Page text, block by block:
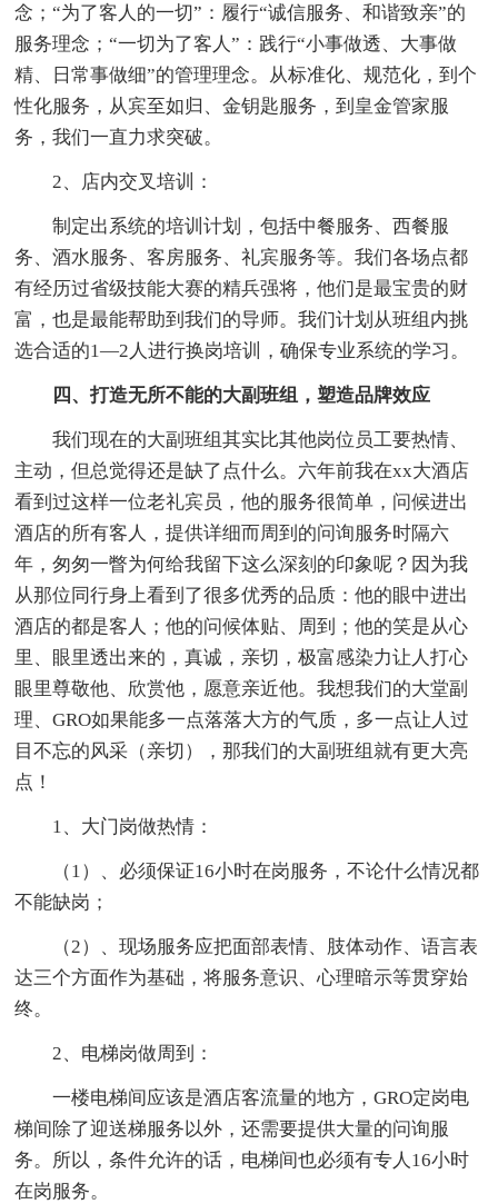
念；“为了客人的一切”：履行“诚信服务、和谐致亲”的
服务理念；“一切为了客人”：践行“小事做透、大事做
精、日常事做细”的管理理念。从标准化、规范化，到个
性化服务，从宾至如归、金钥匙服务，到皇金管家服
务，我们一直力求突破。
2、店内交叉培训：
制定出系统的培训计划，包括中餐服务、西餐服
务、酒水服务、客房服务、礼宾服务等。我们各场点都
有经历过省级技能大赛的精兵强将，他们是最宝贵的财
富，也是最能帮助到我们的导师。我们计划从班组内挑
选合适的1—2人进行换岗培训，确保专业系统的学习。
四、打造无所不能的大副班组，塑造品牌效应
我们现在的大副班组其实比其他岗位员工要热情、
主动，但总觉得还是缺了点什么。六年前我在xx大酒店
看到过这样一位老礼宾员，他的服务很简单，问候进出
酒店的所有客人，提供详细而周到的问询服务时隔六
年，匆匆一瞥为何给我留下这么深刻的印象呢？因为我
从那位同行身上看到了很多优秀的品质：他的眼中进出
酒店的都是客人；他的问候体贴、周到；他的笑是从心
里、眼里透出来的，真诚，亲切，极富感染力让人打心
眼里尊敬他、欣赏他，愿意亲近他。我想我们的大堂副
理、GRO如果能多一点落落大方的气质，多一点让人过
目不忘的风采（亲切），那我们的大副班组就有更大亮
点！
1、大门岗做热情：
（1）、必须保证16小时在岗服务，不论什么情况都
不能缺岗；
（2）、现场服务应把面部表情、肢体动作、语言表
达三个方面作为基础，将服务意识、心理暗示等贯穿始
终。
2、电梯岗做周到：
一楼电梯间应该是酒店客流量的地方，GRO定岗电
梯间除了迎送梯服务以外，还需要提供大量的问询服
务。所以，条件允许的话，电梯间也必须有专人16小时
在岗服务。